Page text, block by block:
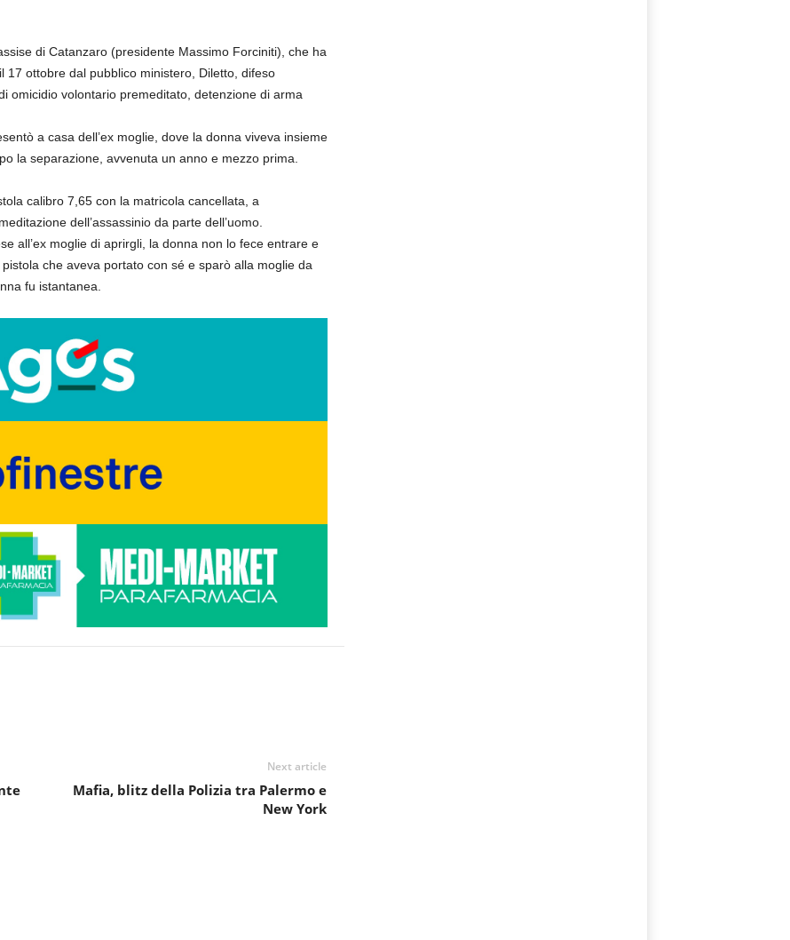
di Catanzaro (presidente Massimo Forciniti), che ha
ottobre dal pubblico ministero, Diletto, difeso
omicidio volontario premeditato, detenzione di arma
a casa dell’ex moglie, dove la donna viveva insieme
la separazione, avvenuta un anno e mezzo prima.
calibro 7,65 con la matricola cancellata, a
dell’assassinio da parte dell’uomo.
all’ex moglie di aprirgli, la donna non lo fece entrare e
che aveva portato con sé e sparò alla moglie da
fu istantanea.
Next article
Mafia, blitz della Polizia tra Palermo e
New York